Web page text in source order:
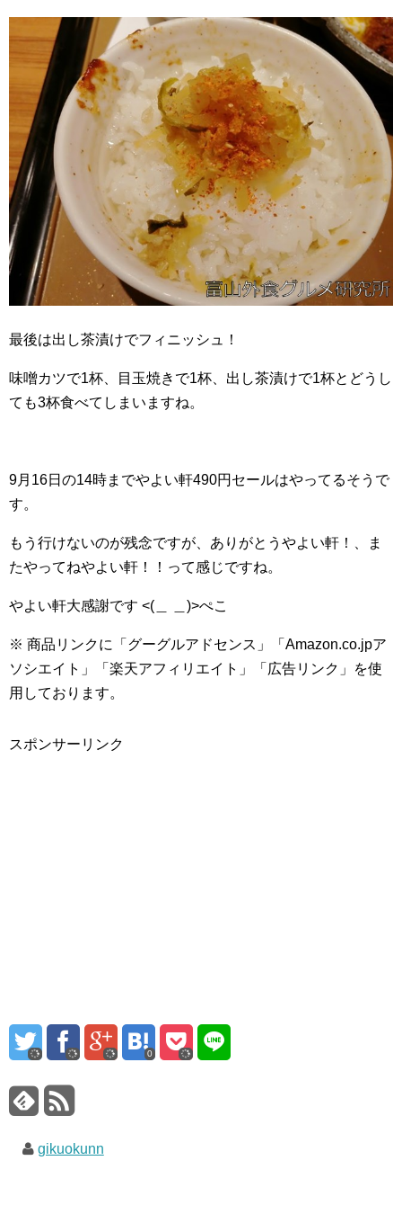
最後は出し茶漬けでフィニッシュ！
味噌カツで1杯、目玉焼きで1杯、出し茶漬けで1杯とどうし
ても3杯食べてしまいますね。
9月16日の14時までやよい軒490円セールはやってるそうで
す。
もう行けないのが残念ですが、ありがとうやよい軒！、ま
たやってねやよい軒！！って感じですね。
やよい軒大感謝です <(＿ ＿)>ぺこ
※ 商品リンクに「グーグルアドセンス」「Amazon.co.jpア
ソシエイト」「楽天アフィリエイト」「広告リンク」を使
用しております。
スポンサーリンク
0
gikuokunn